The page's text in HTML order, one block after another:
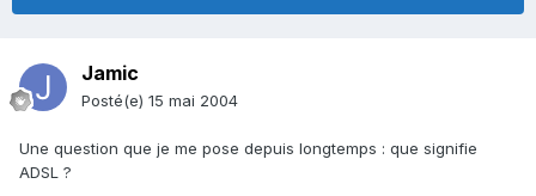
Jamic
Posté(e) 15 mai 2004
Une question que je me pose depuis longtemps : que signifie
ADSL ?